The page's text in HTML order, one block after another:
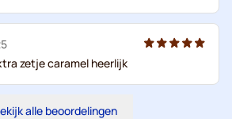
zetje caramel heerlijk
alle beoordelingen